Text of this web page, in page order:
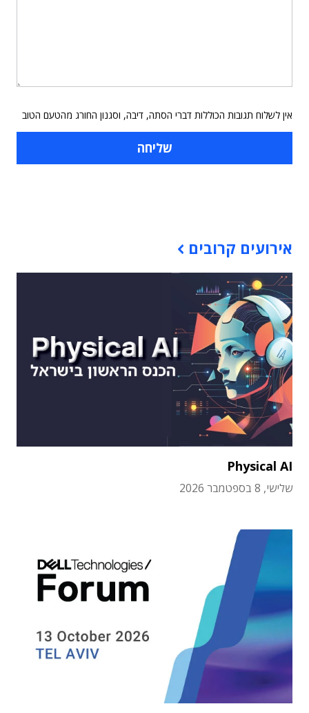
אין לשלוח תגובות הכוללות דברי הסתה, דיבה, וסגנון החורג מהטעם הטוב
אירועים קרובים
Physical AI
שלישי, 8 בספטמבר 2026